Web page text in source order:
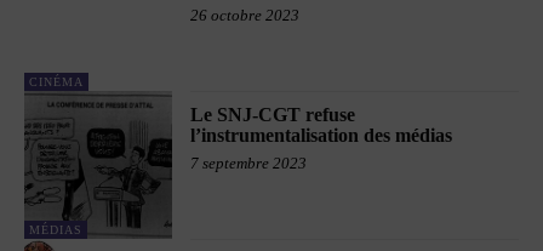
CINÉMA
26 octobre 2023
MÉDIAS
Le SNJ-CGT refuse
l’instrumentalisation des médias
7 septembre 2023